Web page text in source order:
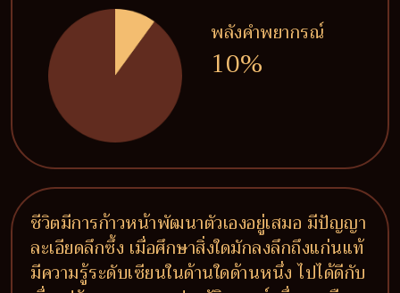
พลังคำพยากรณ์
10%
ชีวิตมีการก้าวหน้าพัฒนาตัวเองอยู่เสมอ มีปัญญา
ละเอียดลึกซึ้ง เมื่อศึกษาสิ่งใดมักลงลึกถึงแก่นแท้
มีความรู้ระดับเซียนในด้านใดด้านหนึ่ง ไปได้ดีกับ